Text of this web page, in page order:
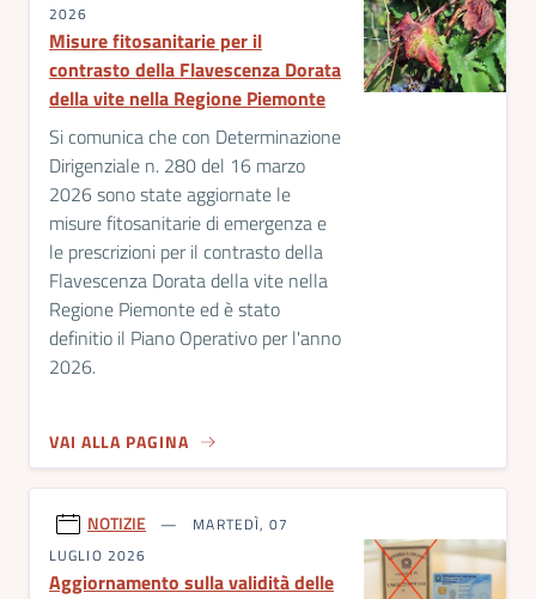
2026
Misure fitosanitarie per il
contrasto della Flavescenza Dorata
della vite nella Regione Piemonte
Si comunica che con Determinazione
Dirigenziale n. 280 del 16 marzo
2026 sono state aggiornate le
misure fitosanitarie di emergenza e
le prescrizioni per il contrasto della
Flavescenza Dorata della vite nella
Regione Piemonte ed è stato
definitio il Piano Operativo per l'anno
2026.
VAI ALLA PAGINA
NOTIZIE
MARTEDÌ, 07
LUGLIO 2026
Aggiornamento sulla validità delle